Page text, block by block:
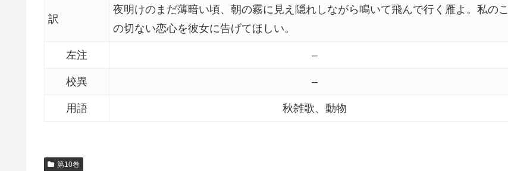
訳
夜明けのまだ薄暗い頃、朝の霧に見え隠れしながら鳴いて飛んで行く雁よ。私のこ
の切ない恋心を彼女に告げてほしい。
左注 –
校異 –
用語 秋雑歌、動物
第10巻